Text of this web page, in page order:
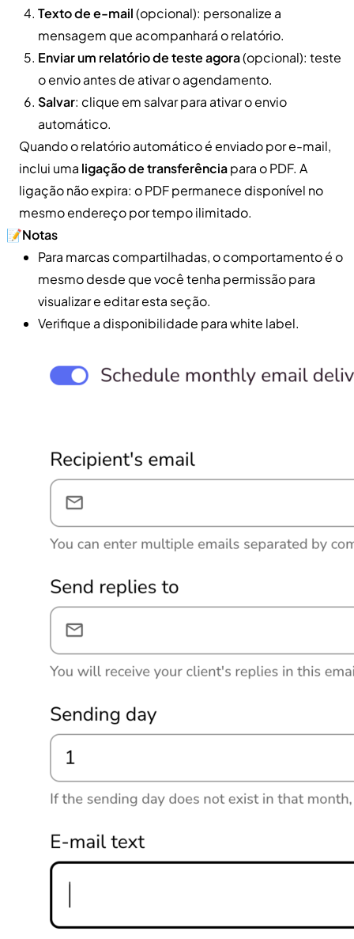
Texto de e-mail(opcional): personalize a
mensagem que acompanhará o relatório.
Enviar um relatório de teste agora(opcional): teste
o envio antes de ativar o agendamento.
Salvar: clique em salvar para ativar o envio
automático.
Quando o relatório automático é enviado por e-mail,
inclui uma ligação de transferênciapara o PDF. A
ligação não expira: o PDF permanece disponível no
mesmo endereço por tempo ilimitado.
​📝​Notas
Para marcas compartilhadas, o comportamento é o
mesmo desde que você tenha permissão para
visualizar e editar esta seção.
Verifique a disponibilidade para white label.